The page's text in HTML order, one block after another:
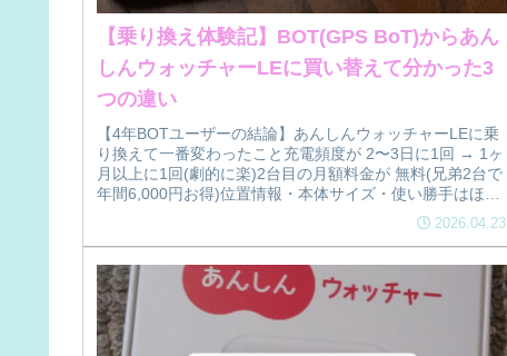
【乗り換え体験記】BOT(GPS BoT)からあん
しんウォッチャーLEに買い替えて分かった3
つの違い
【4年BOTユーザーの結論】あんしんウォッチャーLEに乗
り換えて一番変わったこと充電頻度が 2〜3日に1回 → 1ヶ
月以上に1回(劇的に楽)2台目の月額料金が 無料(兄弟2台で
年間6,000円お得)位置情報・本体サイズ・使い勝手はほぼ
2026.04.23